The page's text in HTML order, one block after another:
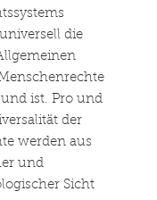
die
ist. Pro und
der
werden aus
und
Sicht